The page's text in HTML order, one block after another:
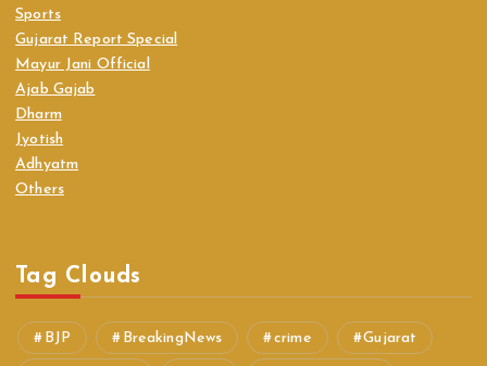
Sports
Gujarat Report Special
Mayur Jani Official
Ajab Gajab
Dharm
Jyotish
Adhyatm
Others
Tag Clouds
BJP BreakingNews crime Gujarat